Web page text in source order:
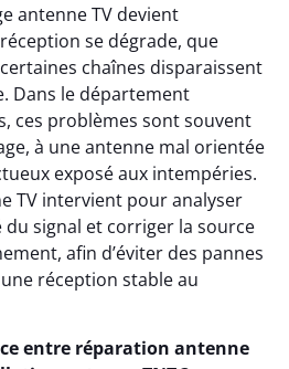
antenne TV devient
se dégrade, que
chaînes disparaissent
Dans le département
ces problèmes sont souvent
à une antenne mal orientée
exposé aux intempéries.
TV intervient pour analyser
signal et corriger la source
afin d’éviter des pannes
réception stable au
entre réparation antenne